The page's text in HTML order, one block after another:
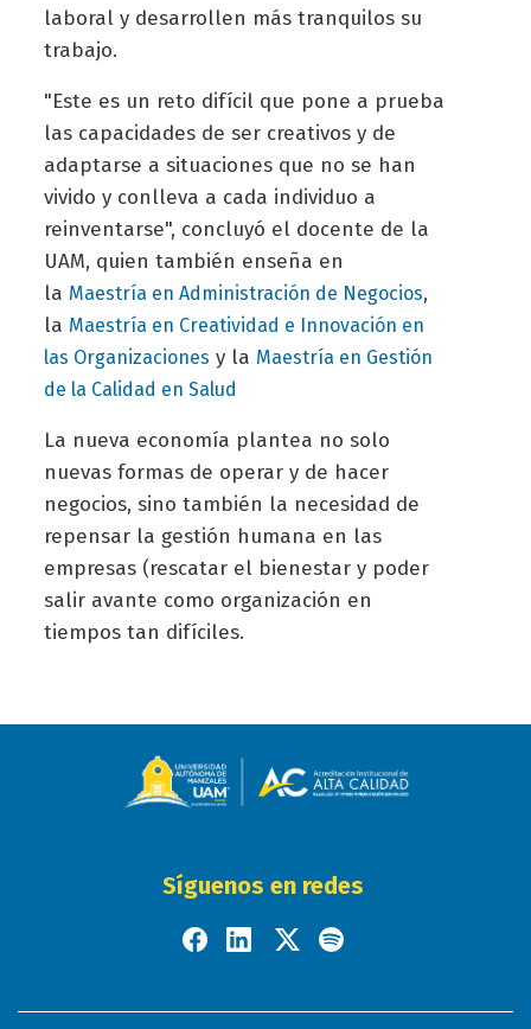
laboral y desarrollen más tranquilos su
trabajo.
"Este es un reto difícil que pone a prueba
las capacidades de ser creativos y de
adaptarse a situaciones que no se han
vivido y conlleva a cada individuo a
reinventarse", concluyó el docente de la
UAM, quien también enseña en
la Maestría en Administración de Negocios,
la Maestría en Creatividad e Innovación en
las Organizaciones y la Maestría en Gestión
de la Calidad en Salud
La nueva economía plantea no solo
nuevas formas de operar y de hacer
negocios, sino también la necesidad de
repensar la gestión humana en las
empresas (rescatar el bienestar y poder
salir avante como organización en
tiempos tan difíciles.
Síguenos en redes